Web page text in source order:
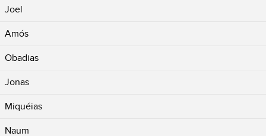
Joel
Amós
Obadias
Jonas
Miquéias
Naum